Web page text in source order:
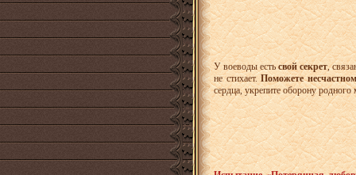
У воеводы естьсвой секрет,
не стихает.Поможете
сердца, укрепите оборону